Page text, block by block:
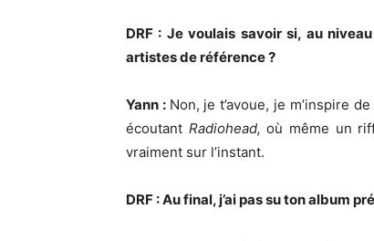
DRF : Je voulais savoir si, au
artistes de référence ?
Yann : Non, je t’avoue, je m’inspire
écoutant Radiohead,où même un
vraiment sur l’instant.
DRF : Au final, j’ai pas su ton album